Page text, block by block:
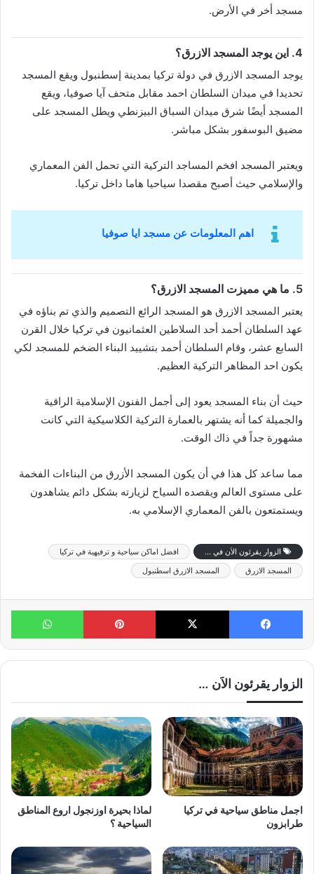
مسجد أخر في الأرض.
4. اين يوجد المسجد الازرق؟
يوجد المسجد الازرق في دولة تركيا بمدينة إسطنبول ويقع المسجد
تحديدا في ميدان السلطان احمد مقابل متحف آيا صوفيا، ويقع
المسجد أيضًا شرق ميدان السباق البيزنطي ويطل المسجد على
مضيق البوسفور بشكل مباشر.
ويعتبر المسجد افخم المساجد التركية التي تحمل الفن المعماري
والإسلامي حيث أصبح مقصدا سياحيا هاما داخل تركيا.
اهم المعلومات عن مسجد ايا صوفيا
5. ما هي مميزت المسجد الازرق؟
يعتبر المسجد الازرق هو المسجد الرائع التصميم والذي تم بناؤه في
عهد السلطان أحمد أحد السلاطين العثمانيون في تركيا خلال القرن
السابع عشر، وقام السلطان أحمد بتشييد البناء الضخم للمسجد لكي
يكون احد المظاهر التركية العظيم.
حيث أن بناء المسجد يعود إلى أجمل الفنون الإسلامية الراقية
والجميلة كما أنه يشتهر بالعمارة التركية الكلاسيكية التي كانت
مشهورة جداً في ذاك الوقت.
مما ساعد كل هذا في أن يكون المسجد الأزرق من البناءات الفخمة
على مستوى العالم ويقصده السياح لزيارته بشكل دائم يشاهدون
ويستمتعون بالفن المعماري الإسلامي به.
الزوار يقرئون الاَن في ...
افضل اماكن سياحية و ترفيهية في تركيا
المسجد الازرق
المسجد الازرق اسطنبول
فيسبوك X بينتيريست
الزوار يقرئون الاَن …
اجمل مناطق سياحية في تركيا
طرابزون
لماذا بحيرة اوزنجول اروع المناطق
السياحية ؟